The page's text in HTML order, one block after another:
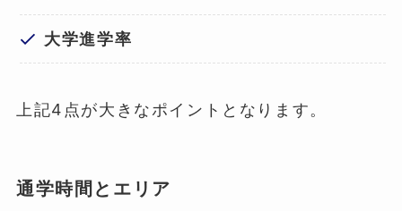
大学進学率
上記4点が大きなポイントとなります。
通学時間とエリア